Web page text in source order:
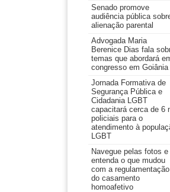
Senado promove
audiência pública
alienação parental
Advogada Maria
Berenice Dias fala
temas que abordará
congresso em Goiânia
Jornada Formativa de
Segurança Pública e
Cidadania LGBT
capacitará cerca de 6
policiais para o
atendimento à
LGBT
Navegue pelas fotos e
entenda o que mudou
com a regulamentação
do casamento
homoafetivo